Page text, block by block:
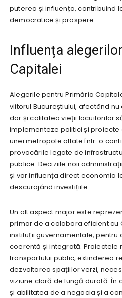
puterea și influența, contribuind
democratice și prospere.
Influența
Capitalei
Alegerile pentru Primăria
viitorul Bucureștiului, afectând
dar și calitatea vieții locuitorilor
implementeze politici și
unei metropole aflate într-o
provocările legate de
publice. Deciziile noii
și vor influența direct economia
descurajând investițiile.
Un alt aspect major este
primar de a colabora eficient cu
instituții guvernamentale, pentru
coerentă și integrată. Proiectele
transportului public, extinderea
dezvoltarea spațiilor verzi,
viziune clară de lungă durată. În
și abilitatea de a negocia și a